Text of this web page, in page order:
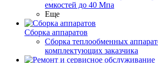
емкостей до 40 Мпа
Еще
Сборка аппаратов
Сборка теплообменных
комплектующих заказчика